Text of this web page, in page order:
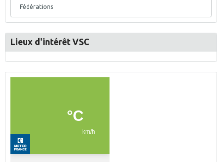
Fédérations
Lieux d'intérêt VSC